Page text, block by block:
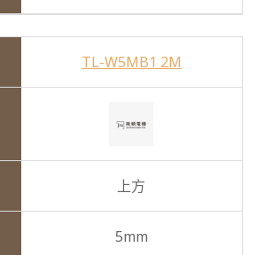
TL-W5MB1 2M
上方
5mm